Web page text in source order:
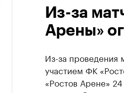
Из-за
Арены»
Из-за проведения
участием ФК
«Ростов Арене»